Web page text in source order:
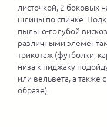
листочкой, 2 боковых
шлицы по спинке.
пыльно-голубой
различными
трикотаж (футболки,
низа к пиджаку
или вельвета, а
образе).